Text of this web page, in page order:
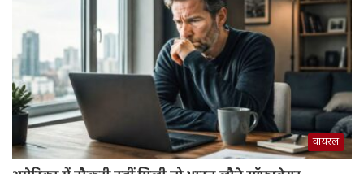
वायरल